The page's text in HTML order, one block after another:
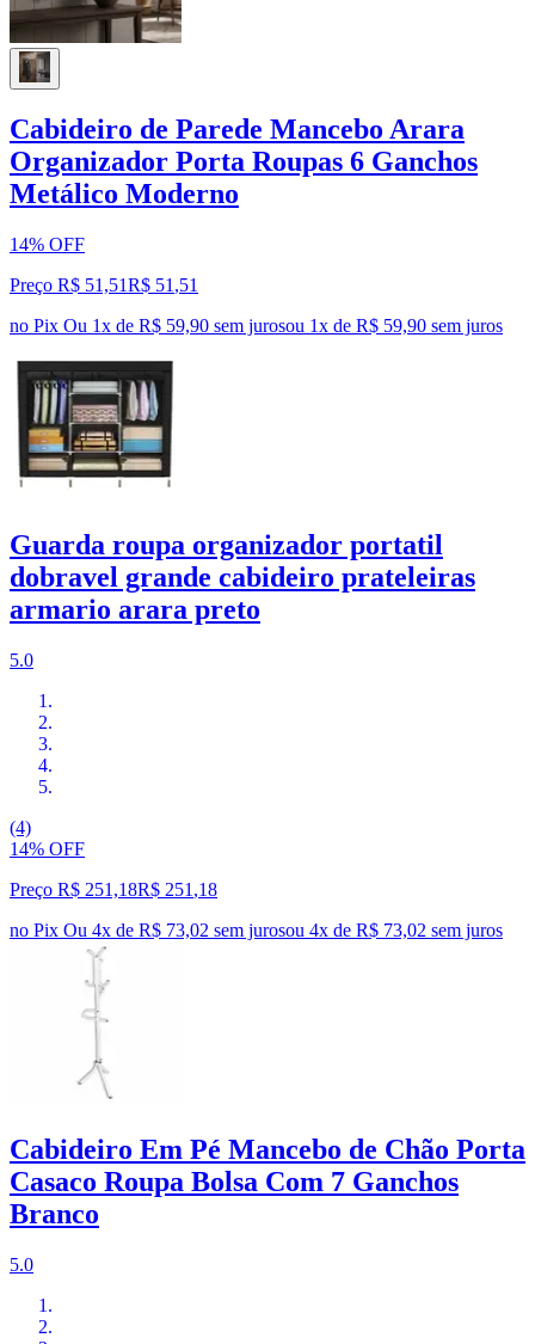
Cabideiro de Parede Mancebo Arara
Organizador Porta Roupas 6 Ganchos
Metálico Moderno
14% OFF
Preço R$ 51,51R$ 51 ,51
no Pix Ou 1x de R$ 59,90 sem jurosou 1x de R$ 59,90 sem juros
Guarda roupa organizador portatil
dobravel grande cabideiro prateleiras
armario arara preto
5.0
(4)
14% OFF
Preço R$ 251,18R$ 251 ,18
no Pix Ou 4x de R$ 73,02 sem jurosou 4x de R$ 73,02 sem juros
Cabideiro Em Pé Mancebo de Chão Porta
Casaco Roupa Bolsa Com 7 Ganchos
Branco
5.0